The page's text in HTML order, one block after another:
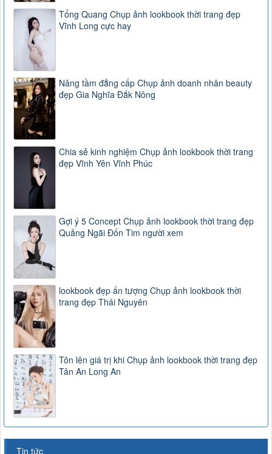
Tổng Quang Chụp ảnh lookbook thời trang đẹp
Vĩnh Long cực hay
Nâng tầm đẳng cấp Chụp ảnh doanh nhân beauty
đẹp Gia Nghĩa Đắk Nông
Chia sẻ kinh nghiệm Chụp ảnh lookbook thời trang
đẹp Vĩnh Yên Vĩnh Phúc
Gợi ý 5 Concept Chụp ảnh lookbook thời trang đẹp
Quảng Ngãi Đốn Tim người xem
lookbook đẹp ấn tượng Chụp ảnh lookbook thời
trang đẹp Thái Nguyên
Tôn lên giá trị khi Chụp ảnh lookbook thời trang đẹp
Tân An Long An
Tin tức